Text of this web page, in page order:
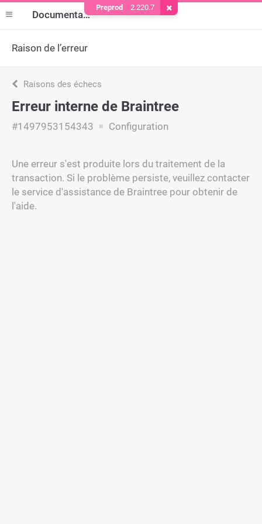
Documentation
Raison de l’erreur
Raisons des échecs
Erreur interne de Braintree
#1497953154343 Configuration
Une erreur s'est produite lors du traitement de la
transaction. Si le problème persiste, veuillez contacter
le service d'assistance de Braintree pour obtenir de
l'aide.
Preprod 2.220.7 Supprimer le cookie